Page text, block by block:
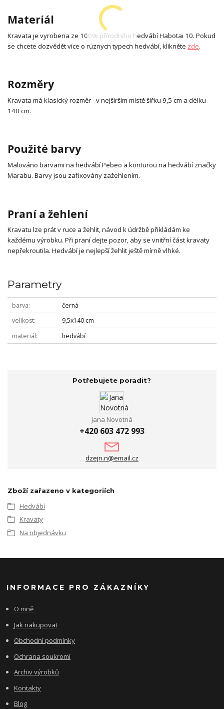
Materiál
Kravata je vyrobena ze 100% přírodního hedvábí Habotai 10. Pokud
se chcete dozvědět více o různých typech hedvábí, klikněte zde.
Rozměry
Kravata má klasický rozměr - v nejširším místě šířku 9,5 cm a délku
140 cm.
Použité barvy
Malováno barvami na hedvábí Pebeo a konturou na hedvábí značky
Marabu. Barvy jsou zafixovány zažehlením.
Praní a žehlení
Kravatu lze prát v ruce a žehlit, návod k údržbě přikládám ke
každému výrobku. Při praní dejte pozor, aby se vnitřní část kravaty
nepřekroutila. Hedvábí je nejlepší žehlit ještě mírně vlhké.
Parametry
barva
černá
velikost
9,5x140 cm
materiál
hedvábí
Potřebujete poradit?
Jana Novotná
+420 603 472 993
dzejn.n@email.cz
Zboží zařazeno v kategoriích
Hedvábí
Kravaty
Na objednávku
INFORMACE PRO ZÁKAZNÍKY
O mně
Jak nakupovat
Obchodní podmínky
Ochrana soukromí
Archiv výrobků
Kontakty
Blog